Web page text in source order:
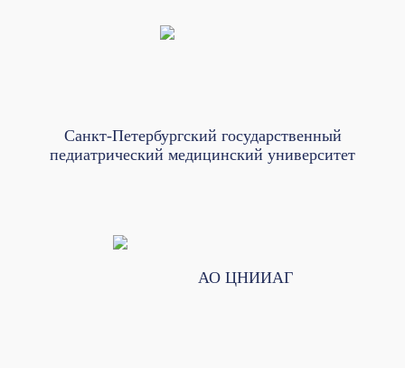
Санкт-Петербургский государственный
педиатрический медицинский университет
АО ЦНИИАГ